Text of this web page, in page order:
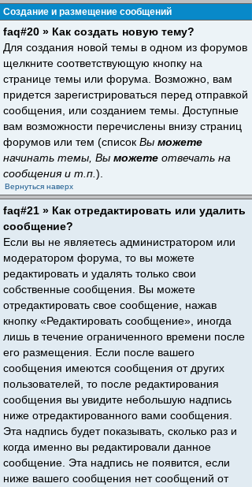
Создание и размещение сообщений
faq#20 » Как создать новую тему?
Для создания новой темы в одном из форумов
щелкните соответствующую кнопку на
странице темы или форума. Возможно, вам
придется зарегистрироваться перед отправкой
сообщения, или созданием темы. Доступные
вам возможности перечислены внизу страниц
форумов или тем (список Вы можете
начинать темы, Вы можете отвечать на
сообщения и т.п. ).
Вернуться наверх
faq#21 » Как отредактировать или удалить
сообщение?
Если вы не являетесь администратором или
модератором форума, то вы можете
редактировать и удалять только свои
собственные сообщения. Вы можете
отредактировать свое сообщение, нажав
кнопку «Редактировать сообщение», иногда
лишь в течение ограниченного времени после
его размещения. Если после вашего
сообщения имеются сообщения от других
пользователей, то после редактирования
сообщения вы увидите небольшую надпись
ниже отредактированного вами сообщения.
Эта надпись будет показывать, сколько раз и
когда именно вы редактировали данное
сообщение. Эта надпись не появится, если
ниже вашего сообщения нет сообщений от